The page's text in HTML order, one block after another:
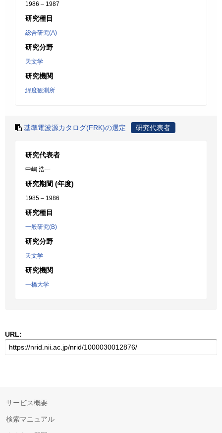
1986 – 1987
研究種目
総合研究(A)
研究分野
天文学
研究機関
緯度観測所
基準電波源カタログ(FRK)の選定 研究代表者
研究代表者
中嶋 浩一
研究期間 (年度)
1985 – 1986
研究種目
一般研究(B)
研究分野
天文学
研究機関
一橋大学
URL:
サービス概要
検索マニュアル